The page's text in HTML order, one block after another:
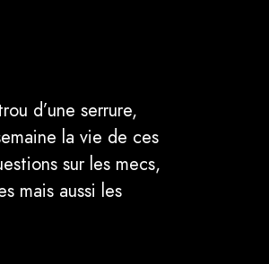
d’une serrure,
la vie de ces
sur les mecs,
mais aussi les